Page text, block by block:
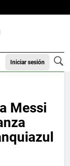
Iniciar sesión
Messi